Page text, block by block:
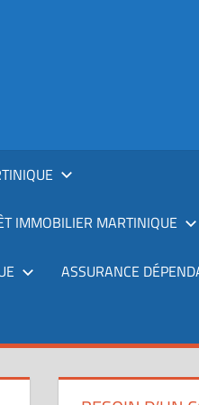
IMMOBILIER MARTINIQUE
ASSURANCE